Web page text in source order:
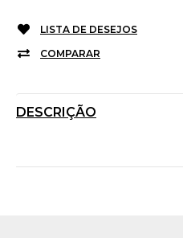
LISTA DE DESEJOS
COMPARAR
DESCRIÇÃO